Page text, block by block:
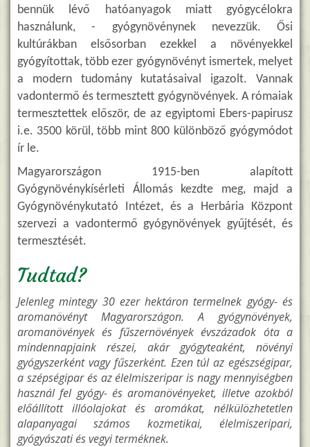
bennük lévő hatóanyagok miatt gyógycélokra
használunk, - gyógynövénynek nevezzük. Ősi
kultúrákban elsősorban ezekkel a növényekkel
gyógyítottak, több ezer gyógynövényt ismertek, melyet
a modern tudomány kutatásaival igazolt. Vannak
vadontermő és termesztett gyógynövények. A rómaiak
termesztettek először, de az egyiptomi Ebers-papirusz
i.e. 3500 körül, több mint 800 különböző gyógymódot
ír le.
Magyarországon 1915-ben alapított
Gyógynövénykísérleti Állomás kezdte meg, majd a
Gyógynövénykutató Intézet, és a Herbária Központ
szervezi a vadontermő gyógynövények gyűjtését, és
termesztését.
Tudtad?
Jelenleg mintegy 30 ezer hektáron termelnek gyógy- és
aromanövényt Magyarországon. A gyógynövények,
aromanövények és fűszernövények évszázadok óta a
mindennapjaink részei, akár gyógyteaként, növényi
gyógyszerként vagy fűszerként. Ezen túl az egészségipar,
a szépségipar és az élelmiszeripar is nagy mennyiségben
használ fel gyógy- és aromanövényeket, illetve azokból
előállított illóolajokat és aromákat, nélkülözhetetlen
alapanyagai számos kozmetikai, élelmiszeripari,
gyógyászati és vegyi terméknek.